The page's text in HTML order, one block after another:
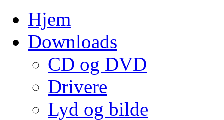
Hjem
Downloads
CD og DVD
Drivere
Lyd og bilde